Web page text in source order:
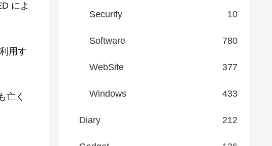
によ
用す
亡く
Security 10
Software 780
WebSite 377
Windows 433
Diary 212